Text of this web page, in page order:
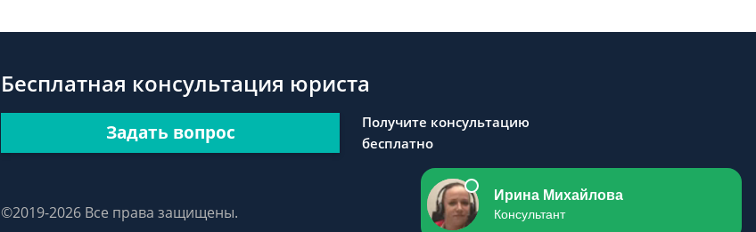
Бесплатная консультация юриста
Задать вопрос
Получите консультацию
бесплатно
©2019-2026 Все права защищены.